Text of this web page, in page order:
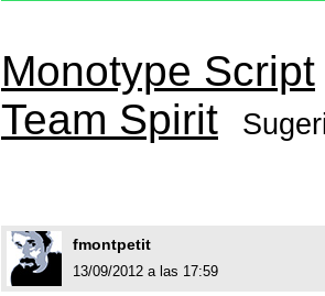
Monotype Script
Team Spirit
fmontpetit
13/09/2012 a las 17:59